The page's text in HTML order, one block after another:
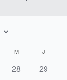
M J
has
28
has
29